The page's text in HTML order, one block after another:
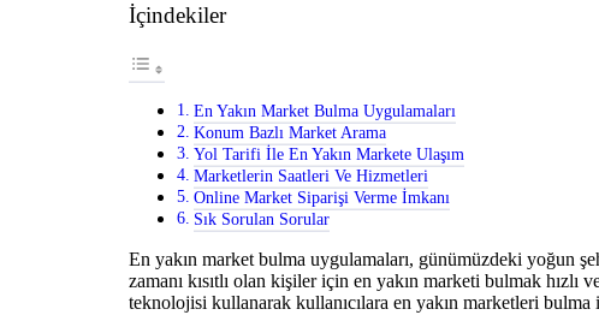
İçindekiler
En Yakın Market Bulma Uygulamaları
Konum Bazlı Market Arama
Yol Tarifi İle En Yakın Markete Ulaşım
Marketlerin Saatleri Ve Hizmetleri
Online Market Siparişi Verme İmkanı
Sık Sorulan Sorular
En yakın market bulma uygulamaları, günümüzdeki yoğun
zamanı kısıtlı olan kişiler için en yakın marketi bulmak
teknolojisi kullanarak kullanıcılara en yakın marketleri bulma